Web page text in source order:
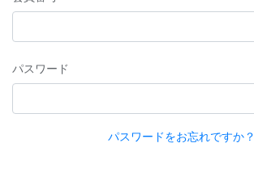
パスワード
パスワードをお忘れですか？